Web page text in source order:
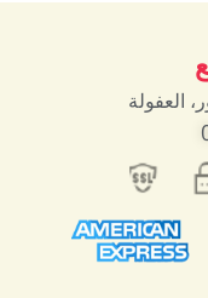
العفولة